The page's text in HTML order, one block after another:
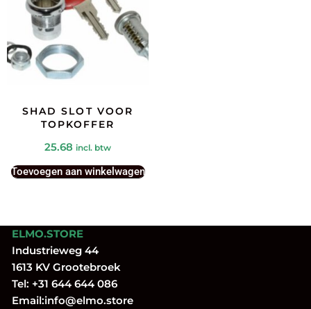
SHAD SLOT VOOR
TOPKOFFER
25.68 incl. btw
Toevoegen aan winkelwagen
ELMO.STORE
Industrieweg 44
1613 KV Grootebroek
Tel: +31 644 644 086
Email:info@elmo.store